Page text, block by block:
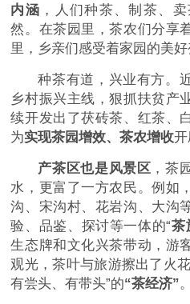
内涵 ，人们种茶、制茶、
然。在茶园里，茶农们分享
里，乡亲们感受着家园的美
种茶有道，兴业有方。
乡村振兴主线，狠抓扶贫产
续开发出了茯砖茶、红茶、
为实现茶园增效、茶农增收开
产茶区也是风景区 ，茶
水，更富了一方农民。例如
沟、宋沟村、花岩沟、大沟
验、品鉴、探讨等一体的“茶
生态牌和文化兴茶带动，游
观光，茶叶与旅游擦出了火
有尝头、有带头”的“茶经济”。